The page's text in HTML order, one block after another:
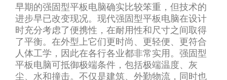
早期的强固型平板电脑确实比较笨重，但技术的
进步早已改变现况。现代强固型平板电脑在设计
时充分考虑了便携性，在耐用性和尺寸之间取得
了平衡。在外型上它们更时尚、更轻便、更符合
人体工学，因此在各行各业都非常实用。强固型
平板电脑可抵御极端条件，包括极端温度、灰
尘、水和撞击。不仅是建筑、外勤物流，同时也